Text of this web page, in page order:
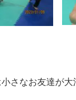
さなお友達が大